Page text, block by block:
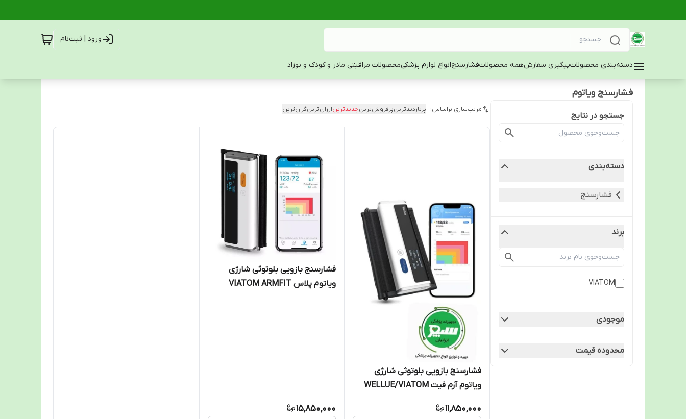
ورود | ثبت‌نام
دسته‌بندی محصولاتپیگیری سفارشهمه محصولاتفشارسنجانواع لوازم پزشکیمحصولات مراقبتی مادر و کودک و نوزاد
فشارسنج ویاتوم
جستجو در نتایج
دسته‌بندی
فشارسنج
برند
VIATOM
موجودی
محدوده قیمت
مرتب‌سازی براساس: پربازدیدترینپرفروش‌ترینجدیدترینارزان‌ترینگران‌ترین
فشارسنج بازویی بلوتوثی شارژی
ویاتوم آرم فیت WELLUE/VIATOM
11,850,000
فشارسنج بازویی بلوتوثی شارژی
ویاتوم پلاس VIATOM ARMFIT
15,850,000